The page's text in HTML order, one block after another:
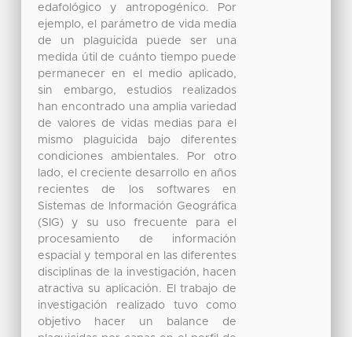
edafológico y antropogénico. Por
ejemplo, el parámetro de vida media
de un plaguicida puede ser una
medida útil de cuánto tiempo puede
permanecer en el medio aplicado,
sin embargo, estudios realizados
han encontrado una amplia variedad
de valores de vidas medias para el
mismo plaguicida bajo diferentes
condiciones ambientales. Por otro
lado, el creciente desarrollo en años
recientes de los softwares en
Sistemas de Información Geográfica
(SIG) y su uso frecuente para el
procesamiento de información
espacial y temporal en las diferentes
disciplinas de la investigación, hacen
atractiva su aplicación. El trabajo de
investigación realizado tuvo como
objetivo hacer un balance de